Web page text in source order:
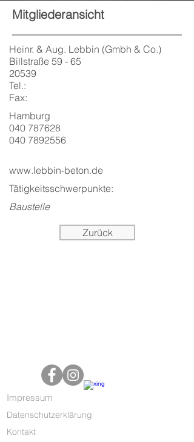
Mitgliederansicht
Heinr. & Aug. Lebbin (Gmbh & Co.)
Billstraße 59 - 65
20539
Tel.:
Fax:
Hamburg
040 787628
040 7892556
www.lebbin-beton.de
Tätigkeitsschwerpunkte:
Baustelle
Zurück
Impressum
Datenschutzerklärung
Kontakt